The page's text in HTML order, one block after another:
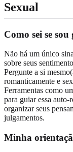
Sexual
Como sei se
Não há um único
sobre seus
Pergunte a si
romanticamente e
Ferramentas como
para guiar essa
organizar seus
julgamentos.
Minha